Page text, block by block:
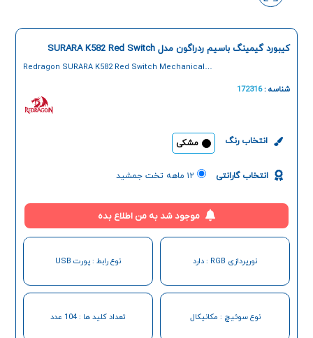
کیبورد گیمینگ باسیم ردراگون مدل SURARA K582 Red Switch
Redragon SURARA K582 Red Switch Mechanical
شناسه :172316
انتخاب رنگ مشکی
انتخاب گارانتی ۱۲ ماهه تخت جمشید
موجود شد به من اطلاع بده
نورپردازی RGB : دارد نوع رابط : پورت USB
نوع سوئیچ : مکانیکال تعداد کلید ها : 104 عدد